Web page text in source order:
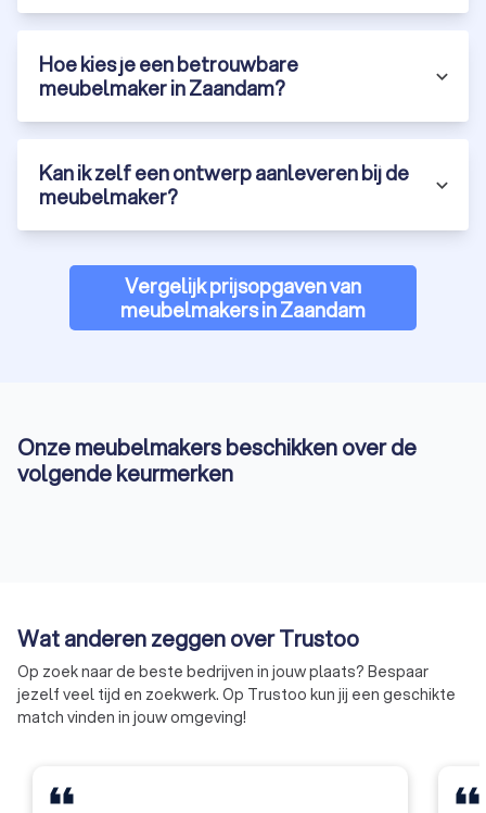
Bij Trustoo hebben we de beste meubelmakers in Zaandam
voor je op een rij gezet. Dankzij onze top 10-lijst, gebaseerd
op klantbeoordelingen, keurmerken, ervaring en opleiding,
meubel maatwerk. Vind eenvoudig de vakman die jouw
Vraag vandaag nog gratis vier offertes aan via Trustoo en
ontdek welke meubelmaker in Zaandam het beste past bij
van designmeubels die uniek en persoonlijk zijn.
Hoe kies je een betrouwbare
meubelmaker in Zaandam?
Kan ik zelf een ontwerp aanleveren bij de
meubelmaker?
Vergelijk prijsopgaven van
meubelmakers in Zaandam
Onze meubelmakers beschikken over de
volgende keurmerken
Wat anderen zeggen over Trustoo
Op zoek naar de beste bedrijven in jouw plaats? Bespaar
jezelf veel tijd en zoekwerk. Op Trustoo kun jij een geschikte
match vinden in jouw omgeving!